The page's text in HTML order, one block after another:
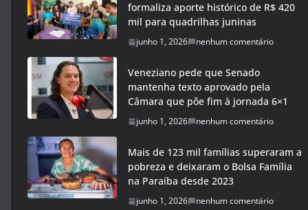
formaliza aporte histórico de R$ 420
mil para quadrilhas juninas
junho 1, 2026 nenhum comentário
Veneziano pede que Senado
mantenha texto aprovado pela
Câmara que põe fim à jornada 6×1
junho 1, 2026 nenhum comentário
Mais de 123 mil famílias superaram a
pobreza e deixaram o Bolsa Família
na Paraíba desde 2023
junho 1, 2026 nenhum comentário